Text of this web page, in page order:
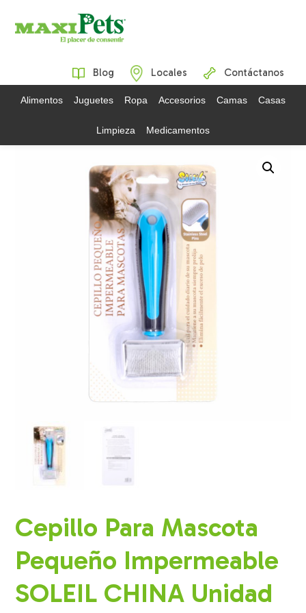
Blog Locales Contáctanos
Alimentos Juguetes Ropa Accesorios Camas Casas
Limpieza Medicamentos
Cepillo Para Mascota
Pequeño Impermeable
SOLEIL CHINA Unidad